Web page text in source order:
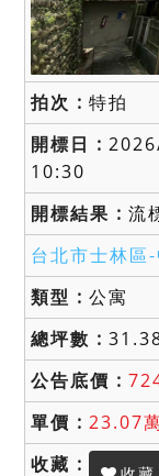
特拍
10:30
流
台北市士林區-
公寓
23.07